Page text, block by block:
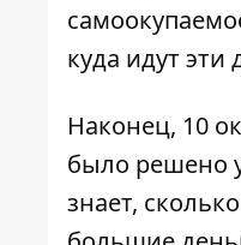
куда идут эти
Наконец, 10
было решено
знает,